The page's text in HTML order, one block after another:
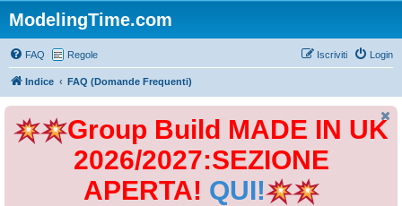
ModelingTime.com
FAQ Regole Login
Iscriviti
Indice FAQ (Domande Frequenti)
Group Build MADE IN UK
2026/2027:SEZIONE
APERTA! QUI!